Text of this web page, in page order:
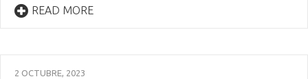
READ MORE
2 OCTUBRE, 2023